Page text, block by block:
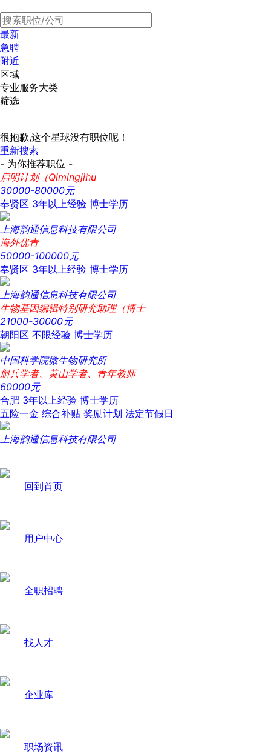
最新
急聘
附近
区域
专业服务大类
筛选
很抱歉,这个星球没有职位呢！
重新搜索
- 为你推荐职位 -
启明计划（Qimingjihu
30000-80000元
奉贤区 3年以上经验 博士学历
上海韵通信息科技有限公司
海外优青
50000-100000元
奉贤区 3年以上经验 博士学历
上海韵通信息科技有限公司
生物基因编辑特别研究助理（博士
21000-30000元
朝阳区 不限经验 博士学历
中国科学院微生物研究所
斛兵学者、黄山学者、青年教师
60000元
合肥 3年以上经验 博士学历
五险一金 综合补贴 奖励计划 法定节假日
上海韵通信息科技有限公司
回到首页
用户中心
全职招聘
找人才
企业库
职场资讯